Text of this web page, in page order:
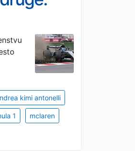
kimi antonelli
1 mclaren